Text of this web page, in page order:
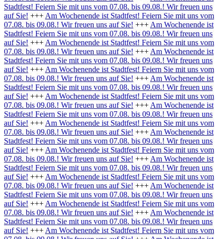
Stadtfest! Feiern Sie mit uns vom 07.08. bis 09.08.! Wir freuen uns
auf Sie! +++ Am Wochenende ist Stadtfest! Feiern Sie mit uns vom
07.08. bis 09.08.! Wir freuen uns auf Sie! +++ Am Wochenende ist
Stadtfest! Feiern Sie mit uns vom 07.08. bis 09.08.! Wir freuen uns
auf Sie! +++ Am Wochenende ist Stadtfest! Feiern Sie mit uns vom
07.08. bis 09.08.! Wir freuen uns auf Sie! +++ Am Wochenende ist
Stadtfest! Feiern Sie mit uns vom 07.08. bis 09.08.! Wir freuen uns
auf Sie! +++ Am Wochenende ist Stadtfest! Feiern Sie mit uns vom
07.08. bis 09.08.! Wir freuen uns auf Sie! +++ Am Wochenende ist
Stadtfest! Feiern Sie mit uns vom 07.08. bis 09.08.! Wir freuen uns
auf Sie! +++ Am Wochenende ist Stadtfest! Feiern Sie mit uns vom
07.08. bis 09.08.! Wir freuen uns auf Sie! +++ Am Wochenende ist
Stadtfest! Feiern Sie mit uns vom 07.08. bis 09.08.! Wir freuen uns
auf Sie! +++ Am Wochenende ist Stadtfest! Feiern Sie mit uns vom
07.08. bis 09.08.! Wir freuen uns auf Sie! +++ Am Wochenende ist
Stadtfest! Feiern Sie mit uns vom 07.08. bis 09.08.! Wir freuen uns
auf Sie! +++ Am Wochenende ist Stadtfest! Feiern Sie mit uns vom
07.08. bis 09.08.! Wir freuen uns auf Sie! +++ Am Wochenende ist
Stadtfest! Feiern Sie mit uns vom 07.08. bis 09.08.! Wir freuen uns
auf Sie! +++ Am Wochenende ist Stadtfest! Feiern Sie mit uns vom
07.08. bis 09.08.! Wir freuen uns auf Sie! +++ Am Wochenende ist
Stadtfest! Feiern Sie mit uns vom 07.08. bis 09.08.! Wir freuen uns
auf Sie! +++ Am Wochenende ist Stadtfest! Feiern Sie mit uns vom
07.08. bis 09.08.! Wir freuen uns auf Sie! +++ Am Wochenende ist
Stadtfest! Feiern Sie mit uns vom 07.08. bis 09.08.! Wir freuen uns
auf Sie! +++ Am Wochenende ist Stadtfest! Feiern Sie mit uns vom